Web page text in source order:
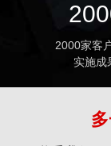
2000家客
实施成